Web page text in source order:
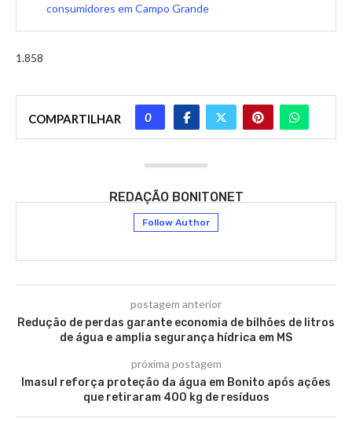
consumidores em Campo Grande
1.858
COMPARTILHAR 0
REDAÇÃO BONITONET
Follow Author
postagem anterior
Redução de perdas garante economia de bilhões de litros
de água e amplia segurança hídrica em MS
próxima postagem
Imasul reforça proteção da água em Bonito após ações
que retiraram 400 kg de resíduos